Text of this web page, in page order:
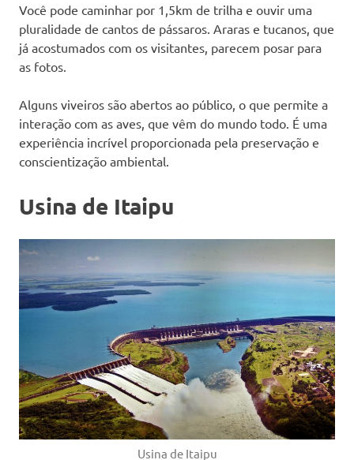
Você pode caminhar por 1,5km de trilha e ouvir uma
pluralidade de cantos de pássaros. Araras e tucanos, que
já acostumados com os visitantes, parecem posar para
as fotos.
Alguns viveiros são abertos ao público, o que permite a
interação com as aves, que vêm do mundo todo. É uma
experiência incrível proporcionada pela preservação e
conscientização ambiental.
Usina de Itaipu
Usina de Itaipu